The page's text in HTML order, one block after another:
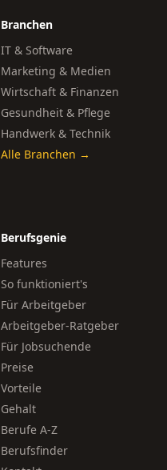
Branchen
IT & Software
Marketing & Medien
Wirtschaft & Finanzen
Gesundheit & Pflege
Handwerk & Technik
Alle Branchen →
Berufsgenie
Features
So funktioniert's
Für Arbeitgeber
Arbeitgeber-Ratgeber
Für Jobsuchende
Preise
Vorteile
Gehalt
Berufe A-Z
Berufsfinder